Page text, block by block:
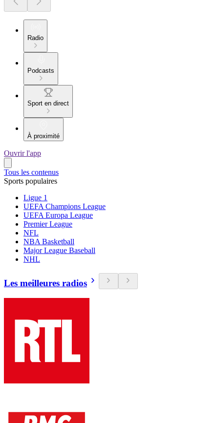
Radio
Podcasts
Sport en direct
À proximité
Ouvrir l'app
Tous les contenus
Sports populaires
Ligue 1
UEFA Champions League
UEFA Europa League
Premier League
NFL
NBA Basketball
Major League Baseball
NHL
Les meilleures radios